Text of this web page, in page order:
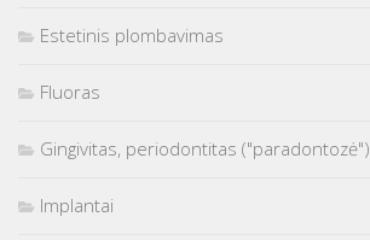
Estetinis plombavimas
Fluoras
Gingivitas, periodontitas ("paradontozė")
Implantai